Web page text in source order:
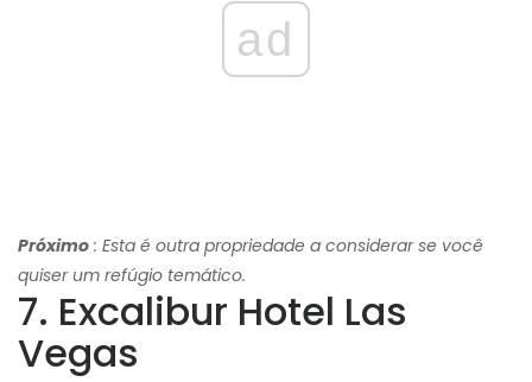
ad
Próximo : Esta é outra propriedade a considerar se você
quiser um refúgio temático.
7. Excalibur Hotel Las
Vegas